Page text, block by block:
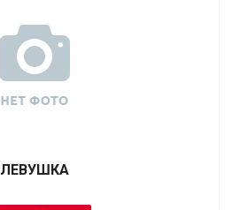
ЛЕВУШКА